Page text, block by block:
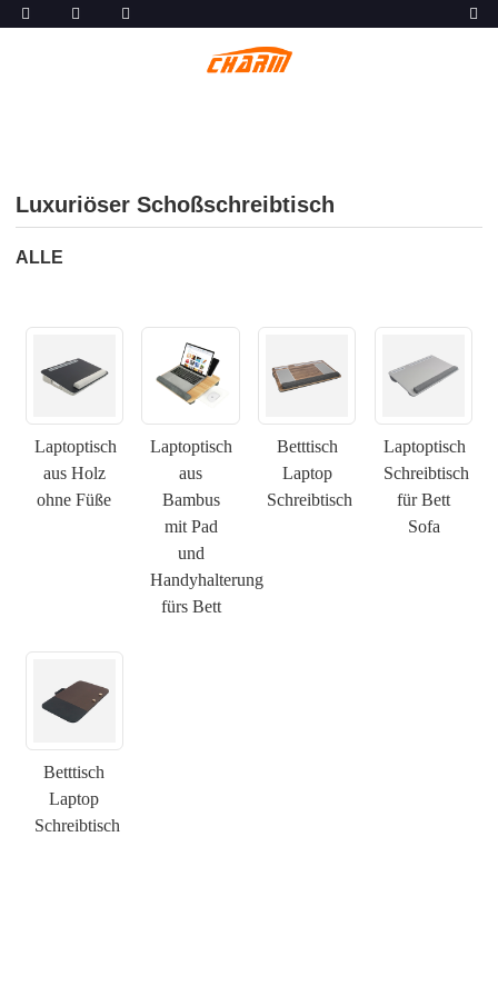
Luxuriöser Schoßschreibtisch
ALLE
Laptoptisch
aus Holz
ohne Füße
Laptoptisch
aus
Bambus
mit Pad
und
Handyhalterung
fürs Bett
Betttisch
Laptop
Schreibtisch
Laptoptisch
Schreibtisch
für Bett
Sofa
Betttisch
Laptop
Schreibtisch
ANFRAGE EINREICHEN